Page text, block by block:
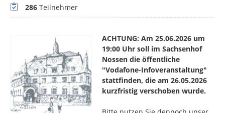
Teilnehmer
286 Teilnehmer
ACHTUNG: Am 25.06.2026 um
19:00 Uhr soll im Sachsenhof
Nossen die öffentliche
"Vodafone-Infoveranstaltung"
stattfinden, die am 26.05.2026
kurzfristig verschoben wurde.